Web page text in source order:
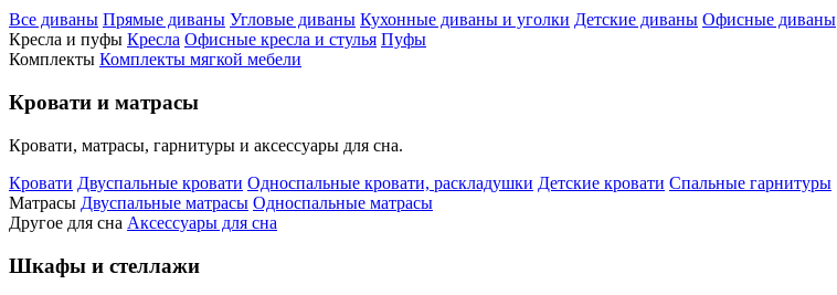
Все диваны Прямые диваны Угловые диваны Кухонные диваны и уголки Детские диваны Офисные диваны
Кресла и пуфы Кресла Офисные кресла и стулья Пуфы
Комплекты Комплекты мягкой мебели
Кровати и матрасы
Кровати, матрасы, гарнитуры и аксессуары для сна.
Кровати Двуспальные кровати Односпальные кровати, раскладушки Детские кровати Спальные гарнитуры
Матрасы Двуспальные матрасы Односпальные матрасы
Другое для сна Аксессуары для сна
Шкафы и стеллажи